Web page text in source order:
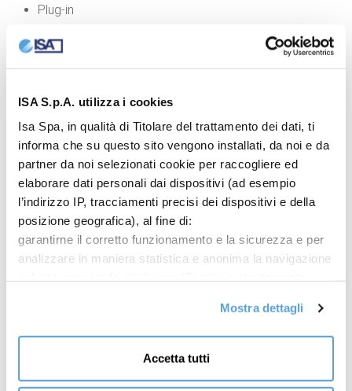
ISA S.p.A. utilizza i cookies
Isa Spa, in qualità di Titolare del trattamento dei dati, ti
informa che su questo sito vengono installati, da noi e da
partner da noi selezionati cookie per raccogliere ed
elaborare dati personali dai dispositivi (ad esempio
l’indirizzo IP, tracciamenti precisi dei dispositivi e della
posizione geografica), al fine di:
garantirne il corretto funzionamento e la sicurezza e per
analizzare in maniera statistica e anonima la navigazione
personalizzate sulla base dei tuoi interessi, delle
preferenze da te manifestate e della tua posizione
(Offerte commerciali personalizzate);
Mostra dettagli
Accetta tutti
Plug-in
R600a
Refrigerazione
Ventilata
Classe Climatica
3M1
Compressore
Fermata compressore
Illuminazione